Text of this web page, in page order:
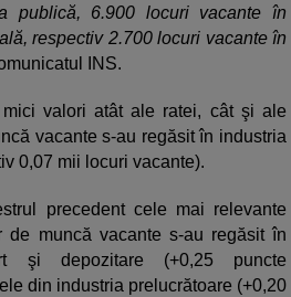
publică, 6.900 locuri vacante în
respectiv 2.700 locuri vacante în
INS.
valori atât ale ratei, cât şi ale
vacante s-au regăsit în industria
0,07 mii locuri vacante).
precedent cele mai relevante
de muncă vacante s-au regăsit în
şi depozitare (+0,25 puncte
din industria prelucrătoare (+0,20